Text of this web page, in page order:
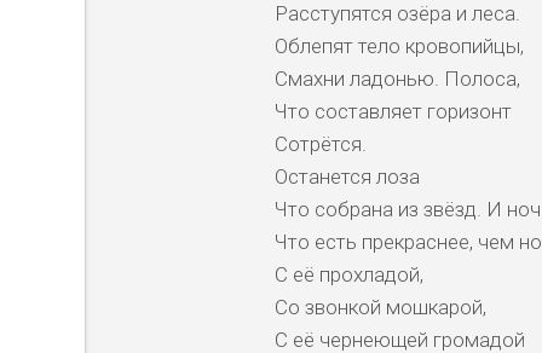
Расступятся озёра и леса.
Облепят тело кровопийцы,
Смахни ладонью. Полоса,
Что составляет горизонт
Сотрётся.
Останется лоза
Что собрана из звёзд. И
Что есть прекраснее, чем
С её прохладой,
Со звонкой мошкарой,
С её чернеющей громадой